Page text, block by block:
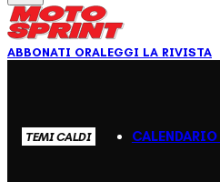
ABBONATI ORALEGGI LA RIVISTA
TEMI CALDI